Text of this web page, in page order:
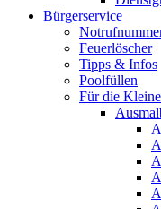
Bürgerservice
Feuerlöscher
Tipps & Infos
Poolfüllen
Für die